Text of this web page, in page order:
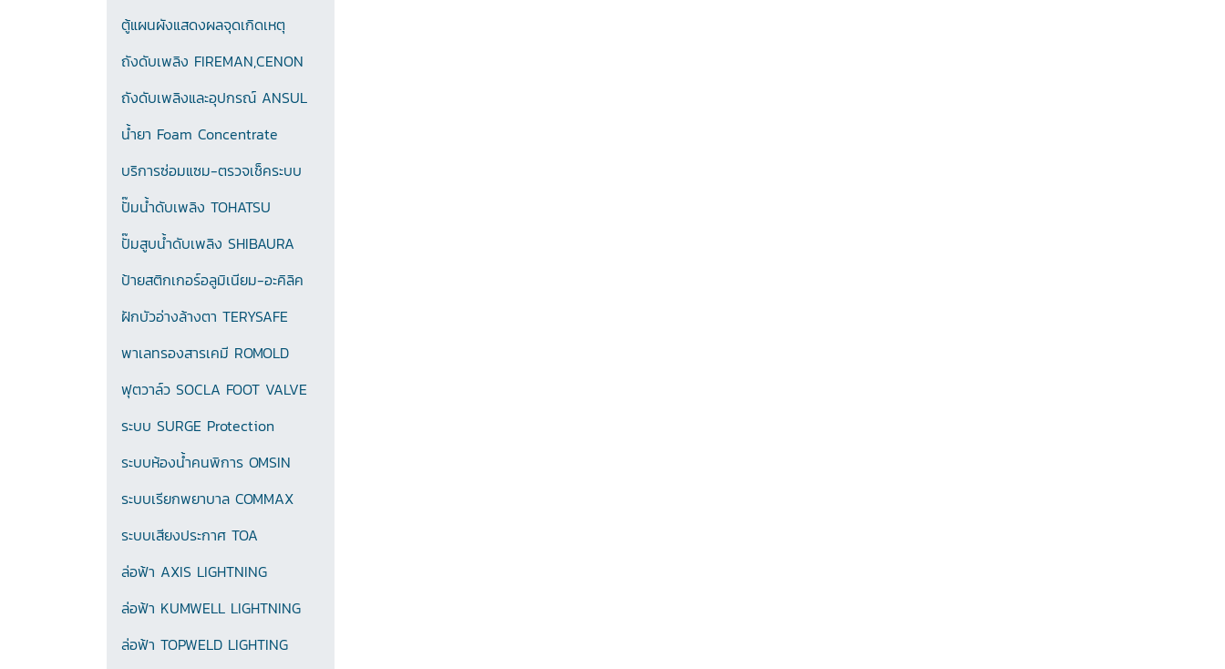
ตู้แผนผังแสดงผลจุดเกิดเหตุ
ถังดับเพลิง FIREMAN,CENON
ถังดับเพลิงและอุปกรณ์ ANSUL
น้ำยา Foam Concentrate
บริการซ่อมแซม-ตรวจเช็คระบบ
ปั๊มน้ำดับเพลิง TOHATSU
ปั๊มสูบน้ำดับเพลิง SHIBAURA
ป้ายสติกเกอร์อลูมิเนียม-อะคิลิค
ฝักบัวอ่างล้างตา TERYSAFE
พาเลทรองสารเคมี ROMOLD
ฟุตวาล์ว SOCLA FOOT VALVE
ระบบ SURGE Protection
ระบบห้องน้ำคนพิการ OMSIN
ระบบเรียกพยาบาล COMMAX
ระบบเสียงประกาศ TOA
ล่อฟ้า AXIS LIGHTNING
ล่อฟ้า KUMWELL LIGHTNING
ล่อฟ้า TOPWELD LIGHTING